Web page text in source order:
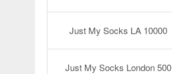
Just My Socks LA 10000
Just My Socks London 500